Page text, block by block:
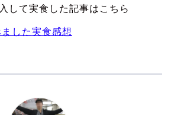
して実食した記事はこちら
した実食感想